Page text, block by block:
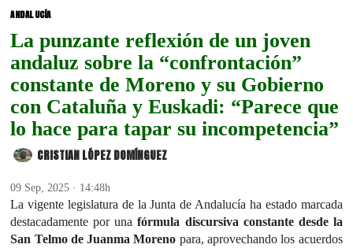
ANDALUCÍA
La punzante reflexión de un joven
andaluz sobre la “confrontación”
constante de Moreno y su Gobierno
con Cataluña y Euskadi: “Parece que
lo hace para tapar su incompetencia”
CRISTIAN LÓPEZ DOMÍNGUEZ
09 Sep, 2025 · 14:48h
La vigente legislatura de la Junta de Andalucía ha estado marcada
destacadamente por unafórmula discursiva constante desde la
San Telmo de Juanma Moreno para, aprovechando los acuerdos